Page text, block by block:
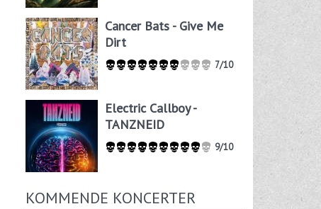
Cancer Bats - Give Me
Dirt
7/10
Electric Callboy -
TANZNEID
9/10
KOMMENDE KONCERTER